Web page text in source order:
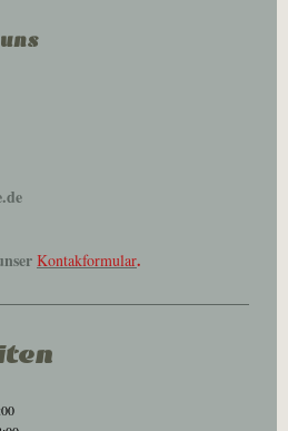
Kontakformular.